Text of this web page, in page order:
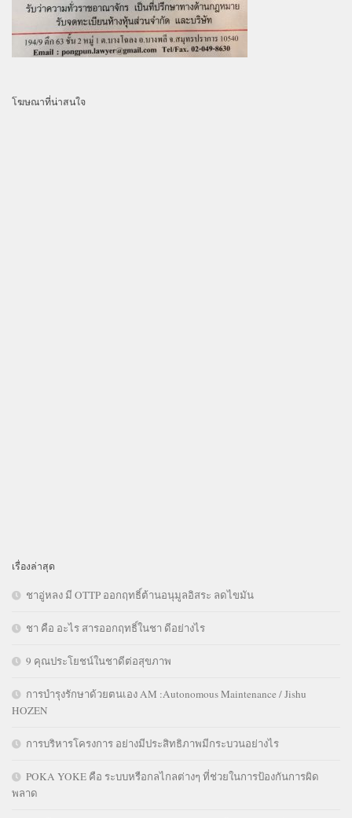
โฆษณาที่น่าสนใจ
เรื่องล่าสุด
ชาอู่หลง มี OTTP ออกฤทธิ์ต้านอนุมูลอิสระ ลดไขมัน
ชา คือ อะไร สารออกฤทธิ์ในชา ดีอย่างไร
9 คุณประโยชน์ในชาดีต่อสุขภาพ
การบำรุงรักษาด้วยตนเอง AM :Autonomous Maintenance / Jishu
HOZEN
การบริหารโครงการ อย่างมีประสิทธิภาพมีกระบวนอย่างไร
POKA YOKE คือ ระบบหรือกลไกลต่างๆ ที่ช่วยในการป้องกันการผิด
พลาด